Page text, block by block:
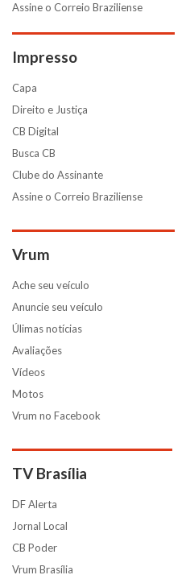
Assine o Correio Braziliense
Impresso
Capa
Direito e Justiça
CB Digital
Busca CB
Clube do Assinante
Assine o Correio Braziliense
Vrum
Ache seu veículo
Anuncie seu veículo
Úlimas notícias
Avaliações
Vídeos
Motos
Vrum no Facebook
TV Brasília
DF Alerta
Jornal Local
CB Poder
Vrum Brasília